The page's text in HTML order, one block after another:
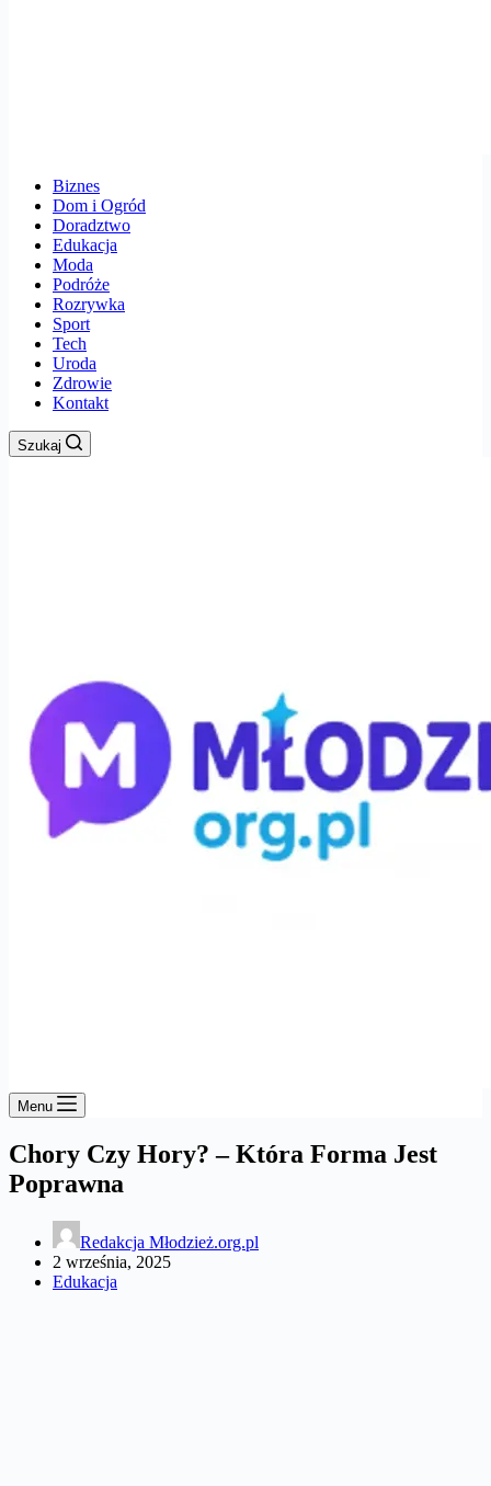
Biznes
Dom i Ogród
Doradztwo
Edukacja
Moda
Podróże
Rozrywka
Sport
Tech
Uroda
Zdrowie
Kontakt
Szukaj
Menu
Chory Czy Hory? – Która Forma Jest
Poprawna
Redakcja Młodzież.org.pl
2 września, 2025
Edukacja